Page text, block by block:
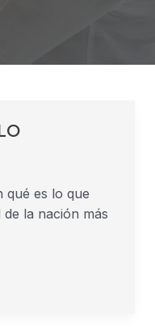
qué es lo que
la nación más